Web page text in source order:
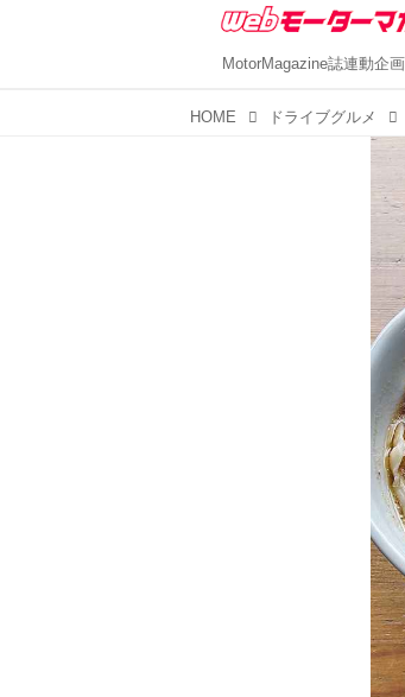
MotorMagazine誌連動企画
HOME ドライブグルメ